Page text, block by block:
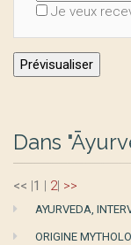
Je veux
Dans
<< |1 | 2| >>
AYURVEDA,
ORIGINE